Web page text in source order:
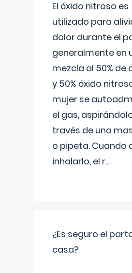
El óxido nitroso es
utilizado para
dolor durante el
generalmente en
mezcla al 50% de
y 50% óxido
mujer se
el gas,
través de una
o pipeta. Cuando
inhalarlo, el r...
¿Es seguro el
casa?